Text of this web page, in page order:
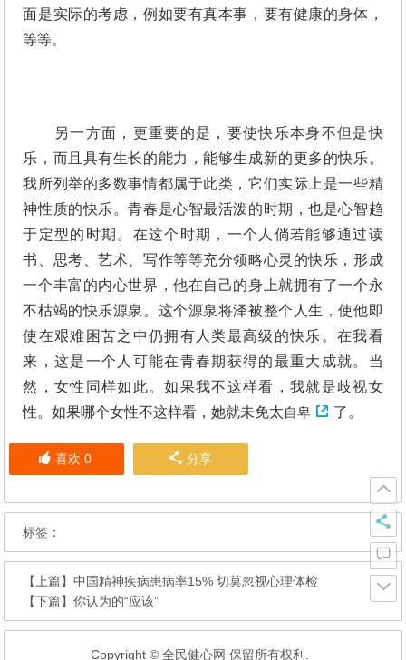
面是实际的考虑，例如要有真本事，要有健康的身体，
等等。
另一方面，更重要的是，要使快乐本身不但是快
乐，而且具有生长的能力，能够生成新的更多的快乐。
我所列举的多数事情都属于此类，它们实际上是一些精
神性质的快乐。青春是心智最活泼的时期，也是心智趋
于定型的时期。在这个时期，一个人倘若能够通过读
书、思考、艺术、写作等等充分领略心灵的快乐，形成
一个丰富的内心世界，他在自己的身上就拥有了一个永
不枯竭的快乐源泉。这个源泉将泽被整个人生，使他即
使在艰难困苦之中仍拥有人类最高级的快乐。在我看
来，这是一个人可能在青春期获得的最重大成就。当
然，女性同样如此。如果我不这样看，我就是歧视女
性。如果哪个女性不这样看，她就未免太自卑 了。
喜欢 0 分享
标签：
【上篇】中国精神疾病患病率15% 切莫忽视心理体检
【下篇】你认为的“应该”
Copyright © 全民健心网 保留所有权利.